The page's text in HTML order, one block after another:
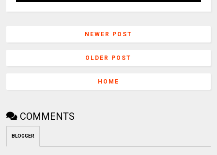
NEWER POST
OLDER POST
HOME
COMMENTS
BLOGGER